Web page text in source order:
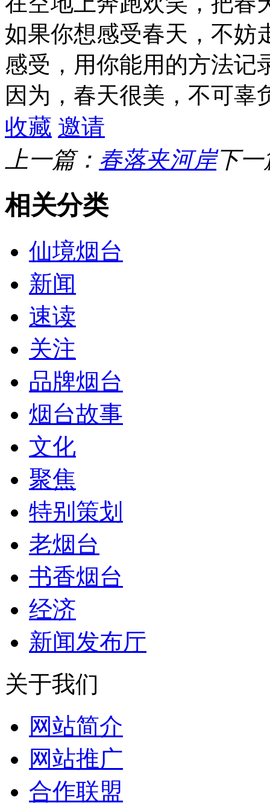
如果你想感受春天，不妨
感受，用你能用的方法记
因为，春天很美，不可辜
收藏 邀请
上一篇： 春落夹河岸下一
相关分类
仙境烟台
新闻
速读
关注
品牌烟台
烟台故事
文化
聚焦
特别策划
老烟台
书香烟台
经济
新闻发布厅
关于我们
网站简介
网站推广
合作联盟